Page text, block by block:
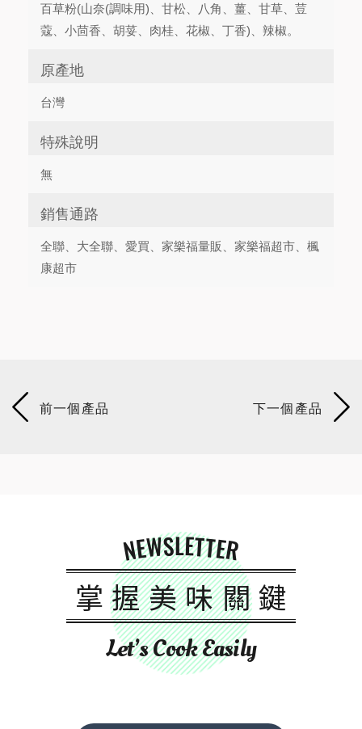
百草粉(山奈(調味用)、甘松、八角、薑、甘草、荳
蔻、小茴香、胡荽、肉桂、花椒、丁香)、辣椒。
原產地
台灣
特殊說明
無
銷售通路
全聯、大全聯、愛買、家樂福量販、家樂福超市、楓
康超市
NEWSLETTER
掌握美味關鍵
Let’s Cook Easily